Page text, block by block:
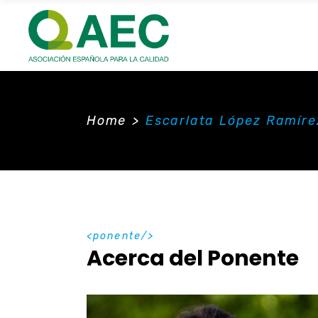
Home > Escarlata López
ponente
Acerca del Ponente